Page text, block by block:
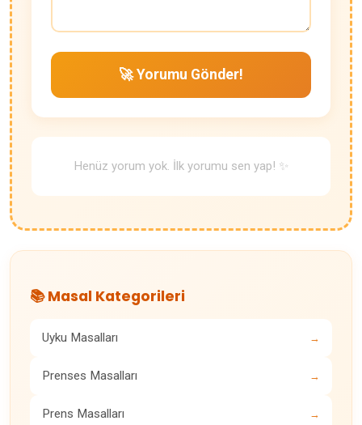
🚀 Yorumu Gönder!
Henüz yorum yok. İlk yorumu sen yap! ✨
📚 Masal Kategorileri
Uyku Masalları →
Prenses Masalları →
Prens Masalları →